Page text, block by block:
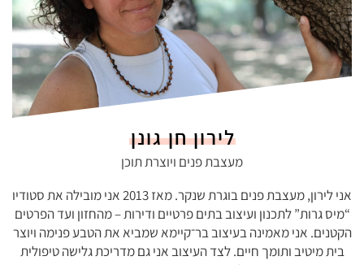
לירון חן גונן
מעצבת פנים ויוצרת תוכן
אני לירון, מעצבת פנים בוגרת שנקר. מאז 2013 אני מובילה את סטודיו
“מיס גרות” לתכנון ועיצוב בתים פרטיים ודירות – מהחזון ועד הפרטים
הקטנים. אני מאמינה בעיצוב בר־קיימא שמביא את הטבע פנימה ויוצר
בית מיטיב ותומך חיים. לצד העיצוב אני גם מדריכת גלישה טיפולית